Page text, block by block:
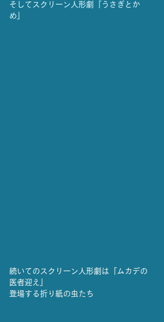
そしてスクリーン人形劇『うさぎとか
め』
続いてのスクリーン人形劇は『ムカデの
医者迎え』
登場する折り紙の虫たち